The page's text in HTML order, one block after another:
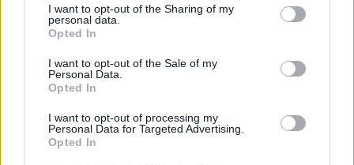
I want to opt-out of the Sharing of my
personal data.
Opted In
I want to opt-out of the Sale of my
Personal Data.
Opted In
I want to opt-out of processing my
Personal Data for Targeted Advertising.
Opted In
Ένα πολύ ιδιαίτερο γυάλινο σπίτι που
“κρέμεται” πάνω από έναν γκρεμό